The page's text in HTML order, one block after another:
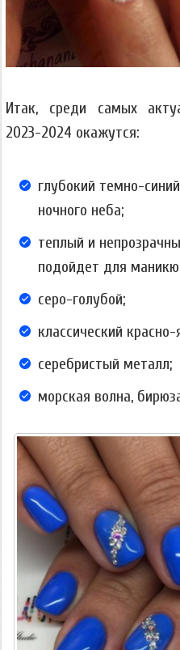
Итак, среди самых
2023-2024 окажутся:
глубокий темно-
ночного неба;
теплый и
подойдет для
серо-голубой;
классический
серебристый металл;
морская волна,